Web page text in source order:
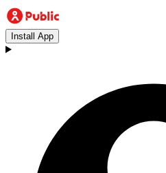
Install App